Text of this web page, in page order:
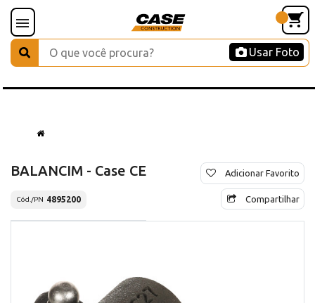
Usar Foto
BALANCIM - Case CE
Cód./PN 4895200
Adicionar Favorito
Compartilhar